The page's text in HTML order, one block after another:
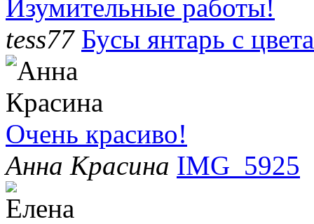
Изумительные работы!
tess77 Бусы янтарь с
Очень красиво!
Анна Красина IMG_5925